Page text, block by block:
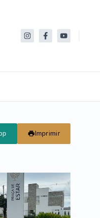
Imprimir